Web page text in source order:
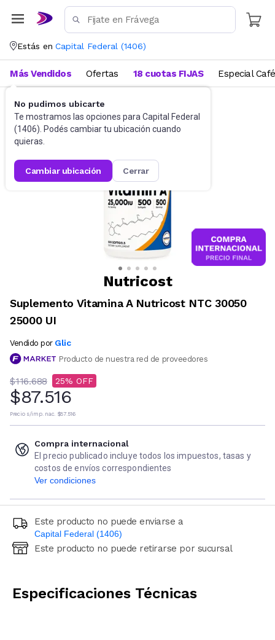
Estás en Capital Federal (1406)
No pudimos ubicarte
Te mostramos las opciones para Capital Federal
(1406). Podés cambiar tu ubicación cuando
quieras.
cambiar ubicación cerrar
Más Vendidos Ofertas 18 cuotas FIJAS Especial Café
Suplementos Suplementos deportivos
Nutricost
Suplemento Vitamina A Nutricost NTC 30050
25000 UI
Vendido por Glic
Producto de nuestra red de proveedores
$116.688 25
$87.516
Precio s/imp. nac. $87.516
Compra internacional
El precio publicado incluye todos los impuestos, tasas y
costos de envíos correspondientes
Ver condiciones
Este producto no puede enviarse a
Capital Federal (1406)
Ingresá código postal (sólo números)
Este producto no puede retirarse por sucursal
Especificaciones Técnicas